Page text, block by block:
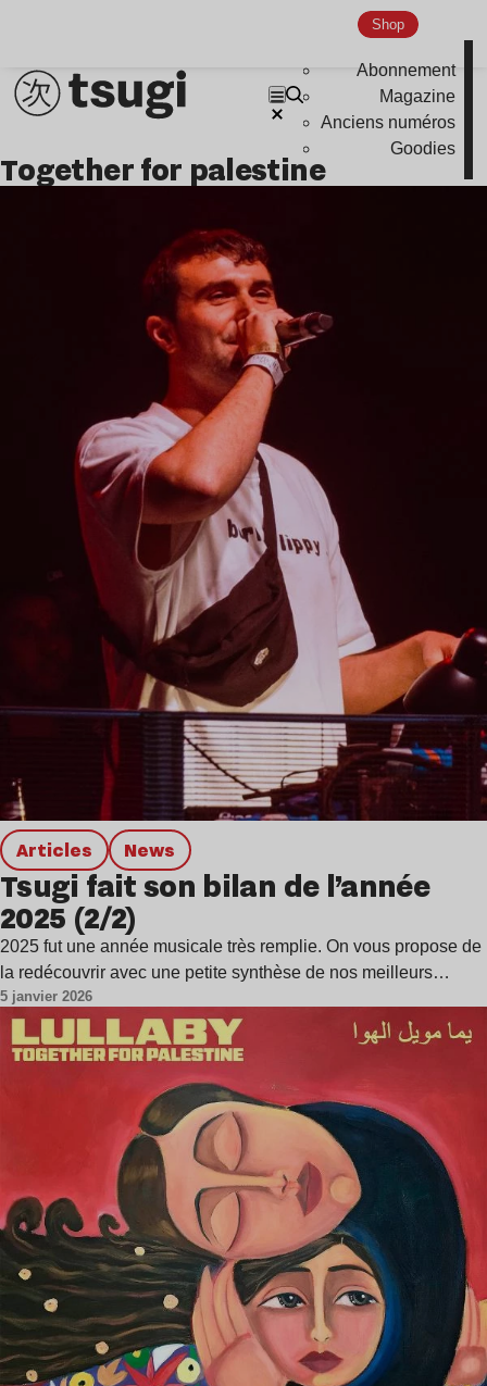
Shop
Abonnement
Magazine
Anciens numéros
Goodies
Together for palestine
Articles news
Tsugi fait son bilan de l’année
2025 (2/2)
2025 fut une année musicale très remplie. On vous propose de
la redécouvrir avec une petite synthèse de nos meilleurs…
5 janvier 2026